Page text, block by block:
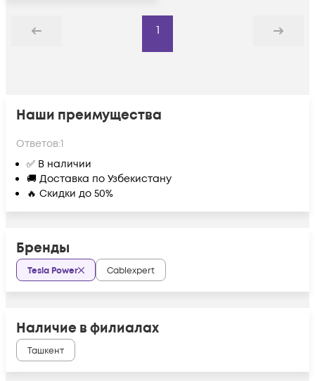
Назад
1
Дальше
Наши преимущества
Ответов:1
✅ В наличии
🚚 Доставка по Узбекистану
🔥 Скидки до 50%
Бренды
Tesla Power Cablexpert
Наличие в филиалах
Ташкент